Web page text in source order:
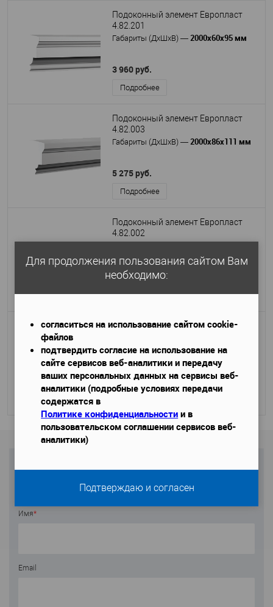
Подоконный элемент Европласт
4.82.201
Габариты (ДхШхВ) — 2000х60х95 мм
3 960 руб.
Подробнее
Подоконный элемент Европласт
4.82.003
Габариты (ДхШхВ) — 2000х86х111 мм
5 275 руб.
Подробнее
Подоконный элемент Европласт
4.82.002
2000х95х126 мм
5 275 руб.
Подробнее
Подоконный элемент Европласт
Габариты (ДхШхВ)—2000х100х160 мм
7 911 руб.
Спросите специалиста
Имя*
Email
Для продолжения пользования сайтом Вам
необходимо:
согласиться на использование сайтом cookie-
файлов
подтвердить согласие на использование на
сайте сервисов веб-аналитики и передачу
ваших персональных данных на сервисы веб-
аналитики (подробные условиях передачи
содержатся в
Политике конфиденциальности и в
пользовательском соглашении сервисов веб-
аналитики)
Подтверждаю и согласен